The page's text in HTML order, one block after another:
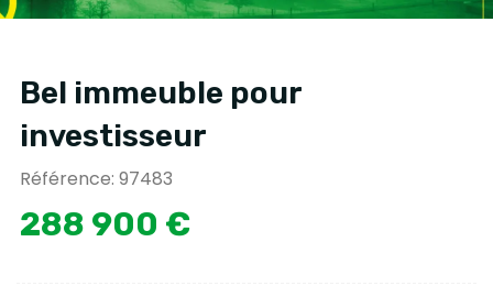
Bel immeuble pour
investisseur
Référence: 97483
288 900 €